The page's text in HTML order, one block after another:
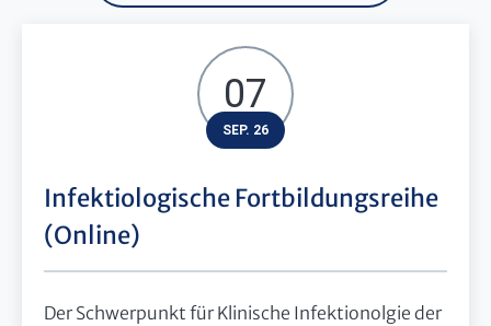
07
SEP. 26
Infektiologische Fortbildungsreihe
(Online)
Der Schwerpunkt für Klinische Infektionolgie der